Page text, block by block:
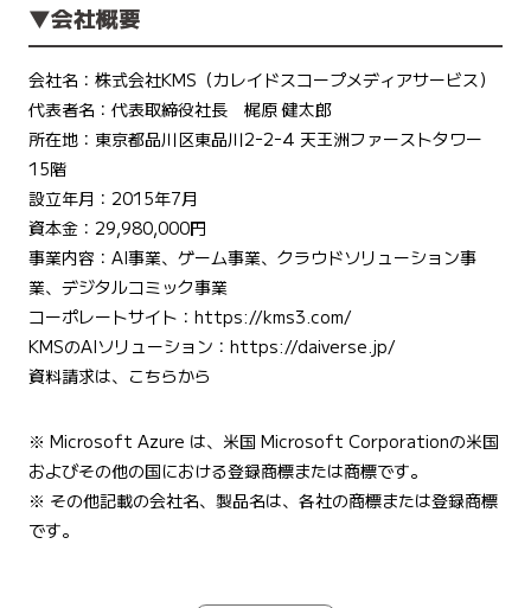
▼会社概要
会社名：株式会社KMS（カレイドスコープメディアサービス）
代表者名：代表取締役社長 梶原 健太郎
所在地：東京都品川区東品川2ｰ2ｰ4 天王洲ファーストタワー
15階
設立年月：2015年7月
資本金：29,980,000円
事業内容：AI事業、ゲーム事業、クラウドソリューション事
業、デジタルコミック事業
コーポレートサイト： https://kms3.com/
KMSのAIソリューション： https://daiverse.jp/
資料請求は、こちらから
※ Microsoft Azure は、米国 Microsoft Corporationの米国
およびその他の国における登録商標または商標です。
※ その他記載の会社名、製品名は、各社の商標または登録商標
です。